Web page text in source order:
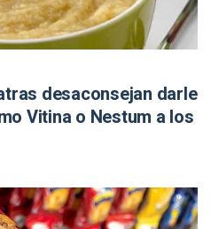
desaconsejan darle
Vitina o Nestum a los